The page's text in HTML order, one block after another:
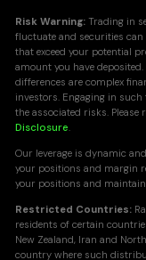
Risk Warning: Trading in
fluctuate and securities can
that exceed your potential
amount you have
differences are complex
investors. Engaging in
the associated risks.
Disclosure.
Our leverage is dynamic
your positions and margin
your positions and
Restricted Countries:
residents of certain
New Zealand, Iran and
country where such